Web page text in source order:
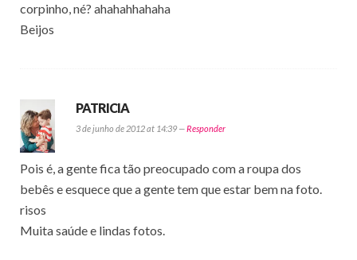
corpinho, né? ahahahhahaha
Beijos
PATRICIA
3 de junho de 2012 at 14:39 —Responder
Pois é, a gente fica tão preocupado com a roupa dos
bebês e esquece que a gente tem que estar bem na foto.
risos
Muita saúde e lindas fotos.